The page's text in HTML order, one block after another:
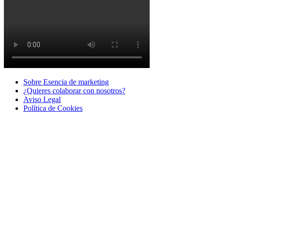
Sobre Esencia de marketing
¿Quieres colaborar con nosotros?
Aviso Legal
Polí­tica de Cookies